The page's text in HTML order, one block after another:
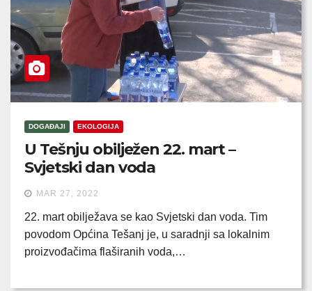
DOGAĐAJI EKOLOGIJA
U Tešnju obilježen 22. mart –
Svjetski dan voda
MAR 27, 2022
22. mart obilježava se kao Svjetski dan voda. Tim
povodom Općina Tešanj je, u saradnji sa lokalnim
proizvođačima flaširanih voda,…